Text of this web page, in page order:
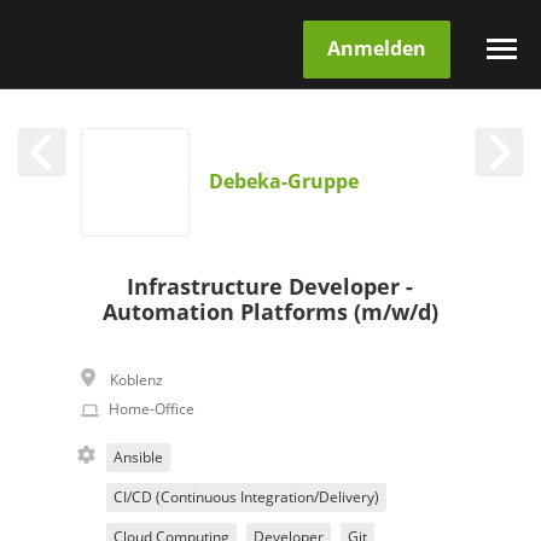
Anmelden
Debeka-Gruppe
Infrastructure Developer -
Automation Platforms (m/w/d)
Koblenz
Home-Office
Ansible
CI/CD (Continuous Integration/Delivery)
Cloud Computing Developer Git